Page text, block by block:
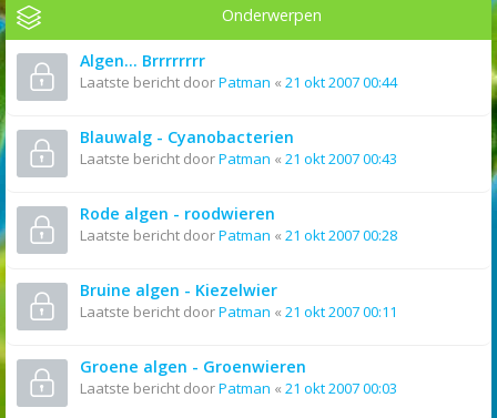
Onderwerpen
Algen... Brrrrrrrr
Laatste bericht doorPatman « 21 okt 2007 00:44
Blauwalg - Cyanobacterien
Laatste bericht doorPatman « 21 okt 2007 00:43
Rode algen - roodwieren
Laatste bericht doorPatman « 21 okt 2007 00:28
Bruine algen - Kiezelwier
Laatste bericht doorPatman « 21 okt 2007 00:11
Groene algen - Groenwieren
Laatste bericht doorPatman « 21 okt 2007 00:03